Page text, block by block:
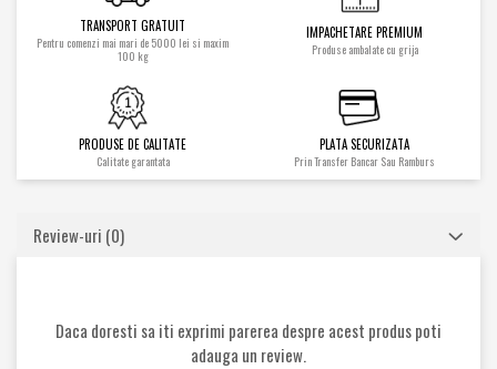
Piese hidraulice
Pompe hidraulice
Diverse
Accesorii
Piese rotire / Brate
TRANSPORT GRATUIT
Pentru comenzi mai mari de 5000 lei si maxim
100 kg
IMPACHETARE PREMIUM
Produse ambalate cu grija
PRODUSE DE CALITATE
Calitate garantata
PLATA SECURIZATA
Prin Transfer Bancar Sau Ramburs
Review-uri (0)
Daca doresti sa iti exprimi parerea despre acest produs poti
adauga un review.